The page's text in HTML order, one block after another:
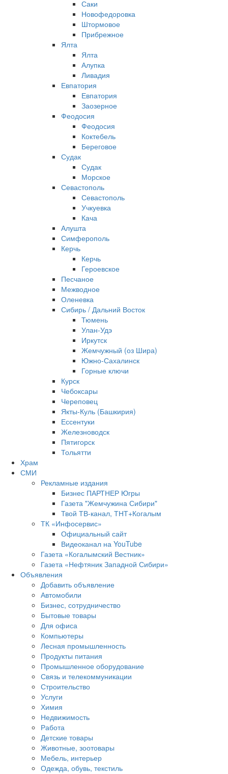
Саки
Новофедоровка
Штормовое
Прибрежное
Ялта
Ялта
Алупка
Ливадия
Евпатория
Евпатория
Заозерное
Феодосия
Феодосия
Коктебель
Береговое
Судак
Судак
Морское
Севастополь
Севастополь
Учкуевка
Кача
Алушта
Симферополь
Керчь
Керчь
Героевское
Песчаное
Межводное
Оленевка
Сибирь / Дальний Восток
Тюмень
Улан-Удэ
Иркутск
Жемчужный (оз Шира)
Южно‐Сахалинск
Горные ключи
Курск
Чебоксары
Череповец
Якты-Куль (Башкирия)
Ессентуки
Железноводск
Пятигорск
Тольятти
Храм
СМИ
Рекламные издания
Бизнес ПАРТНЕР Югры
Газета "Жемчужина Сибири"
Твой ТВ-канал, ТНТ+Когалым
ТК «Инфосервис»
Официальный сайт
Видеоканал на YouTube
Газета «Когалымский Вестник»
Газета «Нефтяник Западной Сибири»
Объявления
Добавить объявление
Автомобили
Бизнес, сотрудничество
Бытовые товары
Для офиса
Компьютеры
Лесная промышленность
Продукты питания
Промышленное оборудование
Связь и телекоммуникации
Строительство
Услуги
Химия
Недвижимость
Работа
Детские товары
Животные, зоотовары
Мебель, интерьер
Одежда, обувь, текстиль